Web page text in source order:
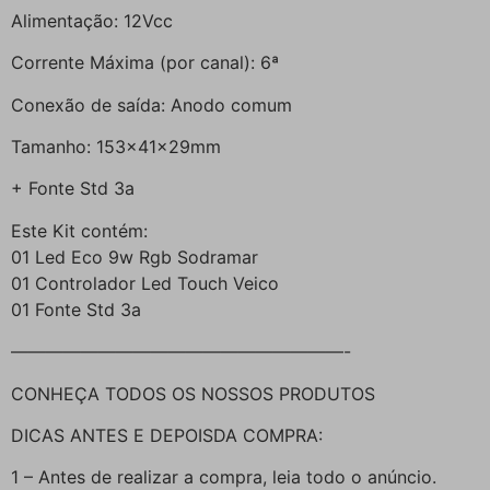
Alimentação: 12Vcc
Corrente Máxima (por canal): 6ª
Conexão de saída: Anodo comum
Tamanho: 153x41x29mm
+ Fonte Std 3a
Este Kit contém:
01 Led Eco 9w Rgb Sodramar
01 Controlador Led Touch Veico
01 Fonte Std 3a
———————————————————-
CONHEÇA TODOS OS NOSSOS PRODUTOS
DICAS ANTES E DEPOISDA COMPRA:
1 – Antes de realizar a compra, leia todo o anúncio.